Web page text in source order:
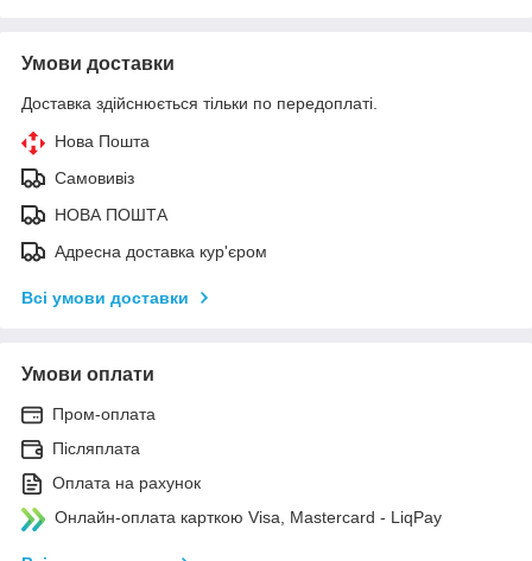
Умови доставки
Доставка здійснюється тільки по передоплаті.
Нова Пошта
Самовивіз
НОВА ПОШТА
Адресна доставка кур'єром
Всі умови доставки
Умови оплати
Пром-оплата
Післяплата
Оплата на рахунок
Онлайн-оплата карткою Visa, Mastercard - LiqPay